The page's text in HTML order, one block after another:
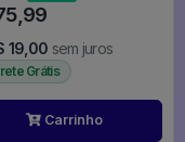
19,00 sem juros
Grátis
Carrinho